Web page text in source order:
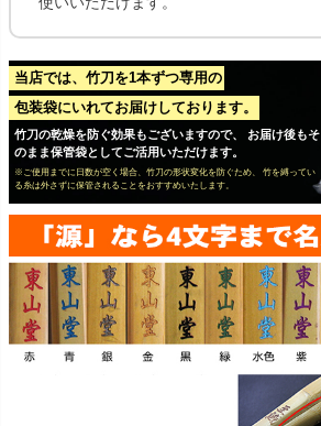
当店では、竹刀を1本ずつ専用の
包装袋にいれてお届けしております。
竹刀の乾燥を防ぐ効果もございますので、 お届け後もそ
のまま保管袋としてご活用いただけます。
※ご使用までに日数が空く場合、竹刀の形状変化を防ぐため、 竹を縛ってい
る糸は外さずに保管されることをおすすめいたします。